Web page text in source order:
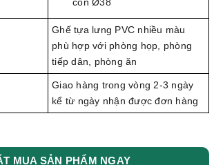
côn Ø38
Ghế tựa lưng PVC nhiều màu
phù hợp với phòng họp, phòng
tiếp dân, phòng ăn
Giao hàng trong vòng 2-3 ngày
kể từ ngày nhận được đơn hàng
MUA SẢN PHẨM NGAY